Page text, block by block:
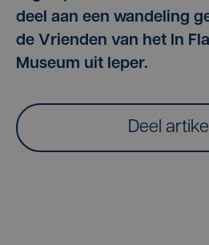
deel aan een wandeling
de Vrienden van het In
Museum uit Ieper.
Deel